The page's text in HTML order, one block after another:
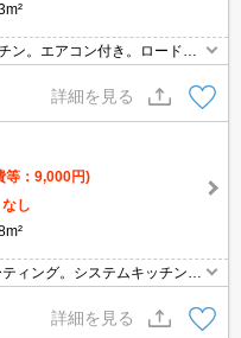
ン。エアコン付き。ロードヒ
ーホン付き。エレベーターあ
料家賃の0.55ヵ月分。宅配ボ
詳細を見る
等：9,000円)
なし
ィング。システムキッチン。
あり。IH調理器付き。シャワ
ターネット無料。防犯カメ
詳細を見る